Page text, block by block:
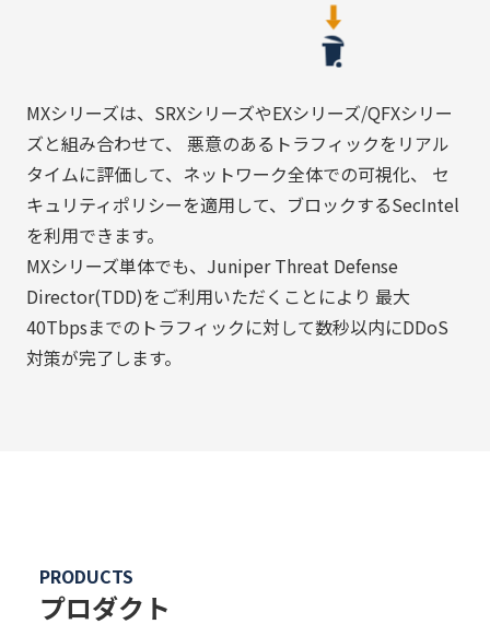
MXシリーズは、SRXシリーズやEXシリーズ/QFXシリー
ズと組み合わせて、 悪意のあるトラフィックをリアル
タイムに評価して、ネットワーク全体での可視化、 セ
キュリティポリシーを適用して、ブロックするSecIntel
を利用できます。
MXシリーズ単体でも、Juniper Threat Defense
Director(TDD)をご利用いただくことにより 最大
40Tbpsまでのトラフィックに対して数秒以内にDDoS
対策が完了します。
PRODUCTS
プロダクト